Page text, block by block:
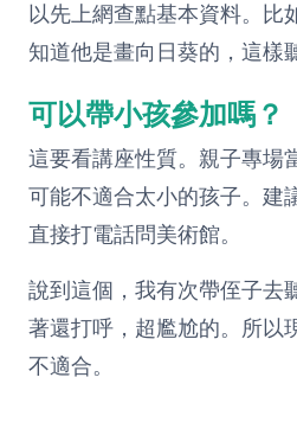
以先上網查點基本資料。比
知道他是畫向日葵的，這樣
可以帶小孩參加嗎？
這要看講座性質。親子專場
可能不適合太小的孩子。建
直接打電話問美術館。
說到這個，我有次帶侄子去
著還打呼，超尷尬的。所以
不適合。